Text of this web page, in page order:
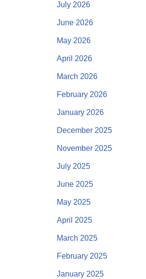
July 2026
June 2026
May 2026
April 2026
March 2026
February 2026
January 2026
December 2025
November 2025
July 2025
June 2025
May 2025
April 2025
March 2025
February 2025
January 2025